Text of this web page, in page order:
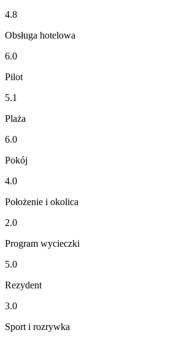
4.8
Obsługa hotelowa
6.0
Pilot
5.1
Plaża
6.0
Pokój
4.0
Położenie i okolica
2.0
Program wycieczki
5.0
Rezydent
3.0
Sport i rozrywka